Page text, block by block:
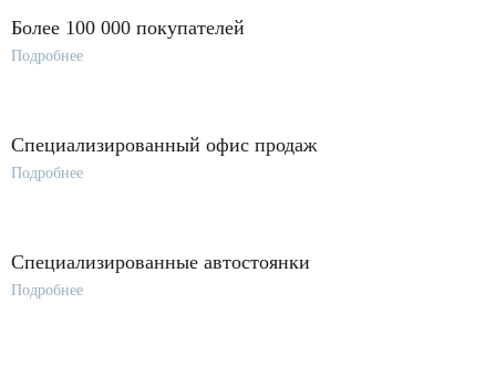
Более 100 000 покупателей
Подробнее
Специализированный офис продаж
Подробнее
Специализированные автостоянки
Подробнее